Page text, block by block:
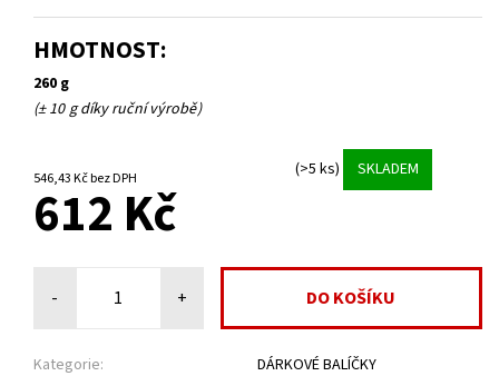
HMOTNOST:
260 g
(± 10 g díky ruční výrobě)
546,43 Kč bez DPH (>5 ks) SKLADEM
612 Kč
- +
Kategorie: DÁRKOVÉ BALÍČKY